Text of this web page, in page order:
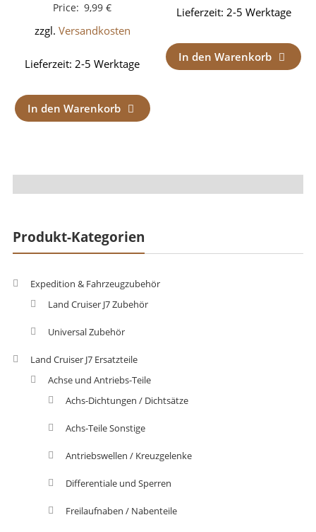
Price: 9,99€
zzgl. Versandkosten
Lieferzeit:2-5 Werktage
In den Warenkorb
Lieferzeit: 2-5 Werktage
In den Warenkorb
Produkt-Kategorien
Expedition & Fahrzeugzubehör
Land Cruiser J7 Zubehör
Universal Zubehör
Land Cruiser J7 Ersatzteile
Achse und Antriebs-Teile
Achs-Dichtungen / Dichtsätze
Achs-Teile Sonstige
Antriebswellen / Kreuzgelenke
Differentiale und Sperren
Freilaufnaben / Nabenteile